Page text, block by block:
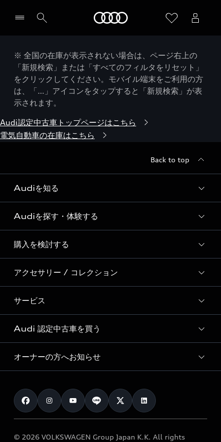
※ 全国の在庫が表示されない場合は、ページ右上の
「新規検索」または「すべてのフィルタをリセット」
をクリックしてください。モバイル端末をご利用の方
は、「…」アイコンをタップすると「新規検索」が表
示されます。
Audi認定中古車トップページはこちら
電気自動車の在庫はこちら
Back to top
Audiを知る
Audi ブランド
Story of Progress
Audi Sport
Formula 1®
デジタルサービス
Audiを探す・体験する
ディーラー検索
新車在庫検索
試乗車・展示車検索
見積り依頼
試乗予約
購入を検討する
モデル一覧
特別仕様モデル / 限定モデル
e-tronラインアップ
価格シミュレーション
車両比較
カタログ一覧
アクセサリー / コレクション
純正アクセサリー
オンラインショップ
Audi collection
アウディナビアプリ
サービス
サービス入庫予約
サービスプログラム
メンテナンス
車検 / 定期点検
e-tronアフターサポート
Audi 認定中古車を買う
Audi認定中古車
クオリティ
保証
メンテナンス
オーナーの方へお知らせ
お知らせ
オーナー様向けキャンペーン
© 2026 VOLKSWAGEN Group Japan K.K. All rights